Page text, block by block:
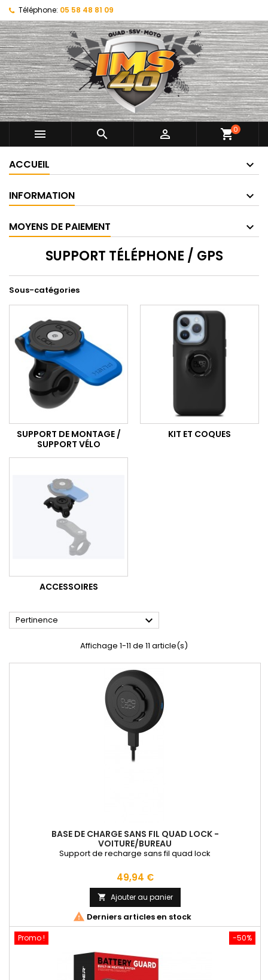
Téléphone: 05 58 48 81 09
   shopping_cart0
ACCUEIL
INFORMATION
MOYENS DE PAIEMENT
SUPPORT TÉLÉPHONE / GPS
Sous-catégories
SUPPORT DE MONTAGE /
SUPPORT VÉLO
KIT ET COQUES
ACCESSOIRES
Pertinence 
Affichage 1-11 de 11 article(s)
BASE DE CHARGE SANS FIL QUAD LOCK -
VOITURE/BUREAU
Support de recharge sans fil quad lock
Prix
49,94 €
 Ajouter au panier
 Derniers articles en stock
-50%
Promo !